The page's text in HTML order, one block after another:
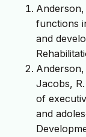
Anderson,
functions
and
Jacobs,
of
and